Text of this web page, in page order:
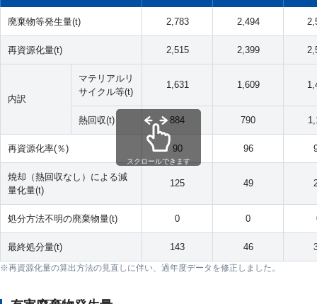
廃棄物等発生量(t) 2,783 2,494
再資源化量(t) 2,515 2,399
内訳
マテリアルリ
サイクル等(t)
1,631 1,609
熱回収(t) 884 790
再資源化率(％) 90 96
焼却（熱回収なし）による減
量化量(t)
125 49
処分方法不明の廃棄物量(t) 0 0
最終処分量(t) 143 46
スクロールできます
再資源化量の算出方法の見直しに伴い、過年度データを修正しました。